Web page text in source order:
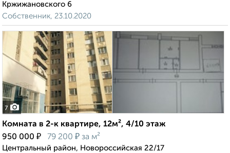
Кржижановского 6
Собственник, 23.10.2020
7
Комната в 2-к квартире, 12м², 4/10 этаж
950 000 ₽ 79 200 ₽ за м²
Центральный район, Новороссийская 22/17